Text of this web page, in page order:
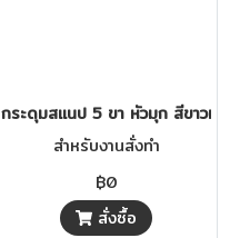
กระดุมสแนป 5 ขา หัวมุก สีขาวมุก
สำหรับงานสั่งทำ
฿0
สั่งซื้อ